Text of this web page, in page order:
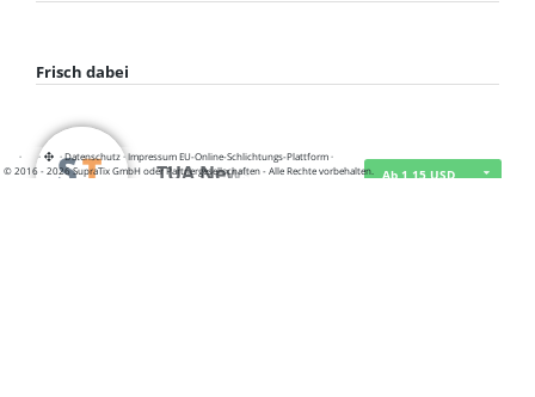
Frisch dabei
TUA News Ab 1,15 USD
· · ·Datenschutz·Impressum EU-Online-Schlichtungs-Plattform·
© 2016 - 2026 SupraTix GmbH oder Partnergesellschaften - Alle Rechte vorbehalten.